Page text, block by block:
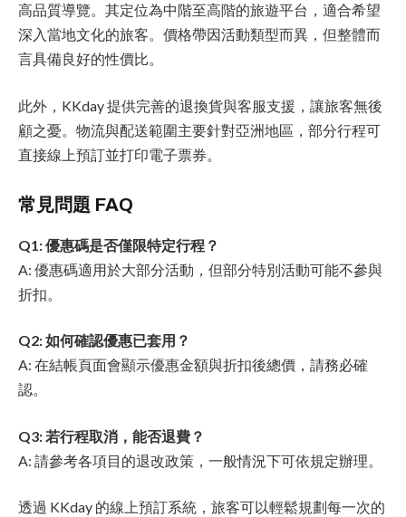
高品質導覽。其定位為中階至高階的旅遊平台，適合希望
深入當地文化的旅客。價格帶因活動類型而異，但整體而
言具備良好的性價比。
此外，KKday 提供完善的退換貨與客服支援，讓旅客無後
顧之憂。物流與配送範圍主要針對亞洲地區，部分行程可
直接線上預訂並打印電子票券。
常見問題 FAQ
Q1: 優惠碼是否僅限特定行程？
A: 優惠碼適用於大部分活動，但部分特別活動可能不參與
折扣。
Q2: 如何確認優惠已套用？
A: 在結帳頁面會顯示優惠金額與折扣後總價，請務必確
認。
Q3: 若行程取消，能否退費？
A: 請參考各項目的退改政策，一般情況下可依規定辦理。
透過 KKday 的線上預訂系統，旅客可以輕鬆規劃每一次的